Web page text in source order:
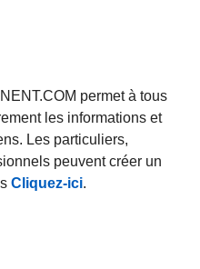
permet à tous
les informations et
Les particuliers,
peuvent créer un
Cliquez-ici.